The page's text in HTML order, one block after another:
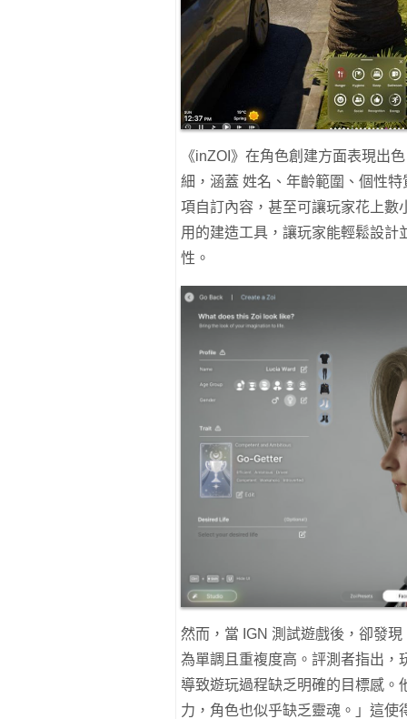
《inZOI》在角色創建方面表現出
細，涵蓋 姓名、年齡範圍、個性
項自訂內容，甚至可讓玩家花上數
用的建造工具，讓玩家能輕鬆設
性。
然而，當 IGN 測試遊戲後，卻發
為單調且重複度高。評測者指出，
導致遊玩過程缺乏明確的目標感。
力，角色也似乎缺乏靈魂。 」這使